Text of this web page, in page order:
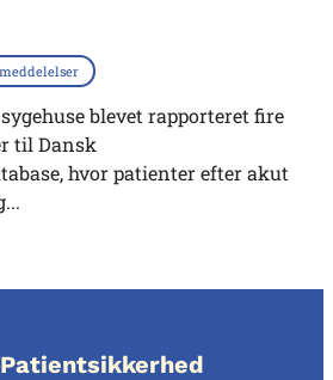
meddelelser
blevet rapporteret fire
til Dansk
hvor patienter efter akut